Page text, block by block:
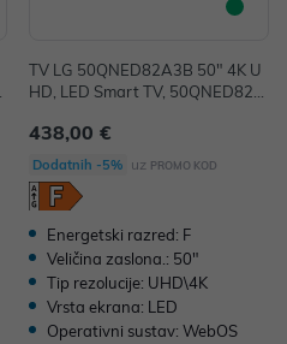
TV LG 50QNED82A3B 50" 4K U
HD, LED Smart TV, 50QNED82A
438,00 €
Dodatnih -5% uz PROMO KOD
Energetski razred: F
Veličina zaslona.: 50"
Tip rezolucije: UHD\4K
Vrsta ekrana: LED
Operativni sustav: WebOS